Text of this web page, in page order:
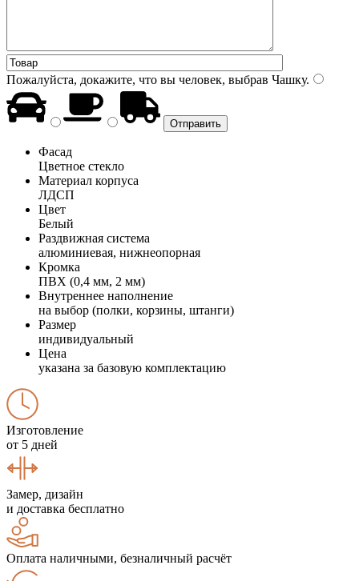
Пожалуйста, докажите, что вы человек, выбрав Чашку.
Фасад
Цветное стекло
Материал корпуса
ЛДСП
Цвет
Белый
Раздвижная система
алюминиевая, нижнеопорная
Кромка
ПВХ (0,4 мм, 2 мм)
Внутреннее наполнение
на выбор (полки, корзины, штанги)
Размер
индивидуальный
Цена
указана за базовую комплектацию
Изготовление
от 5 дней
Замер, дизайн
и доставка бесплатно
Оплата наличными, безналичный расчёт